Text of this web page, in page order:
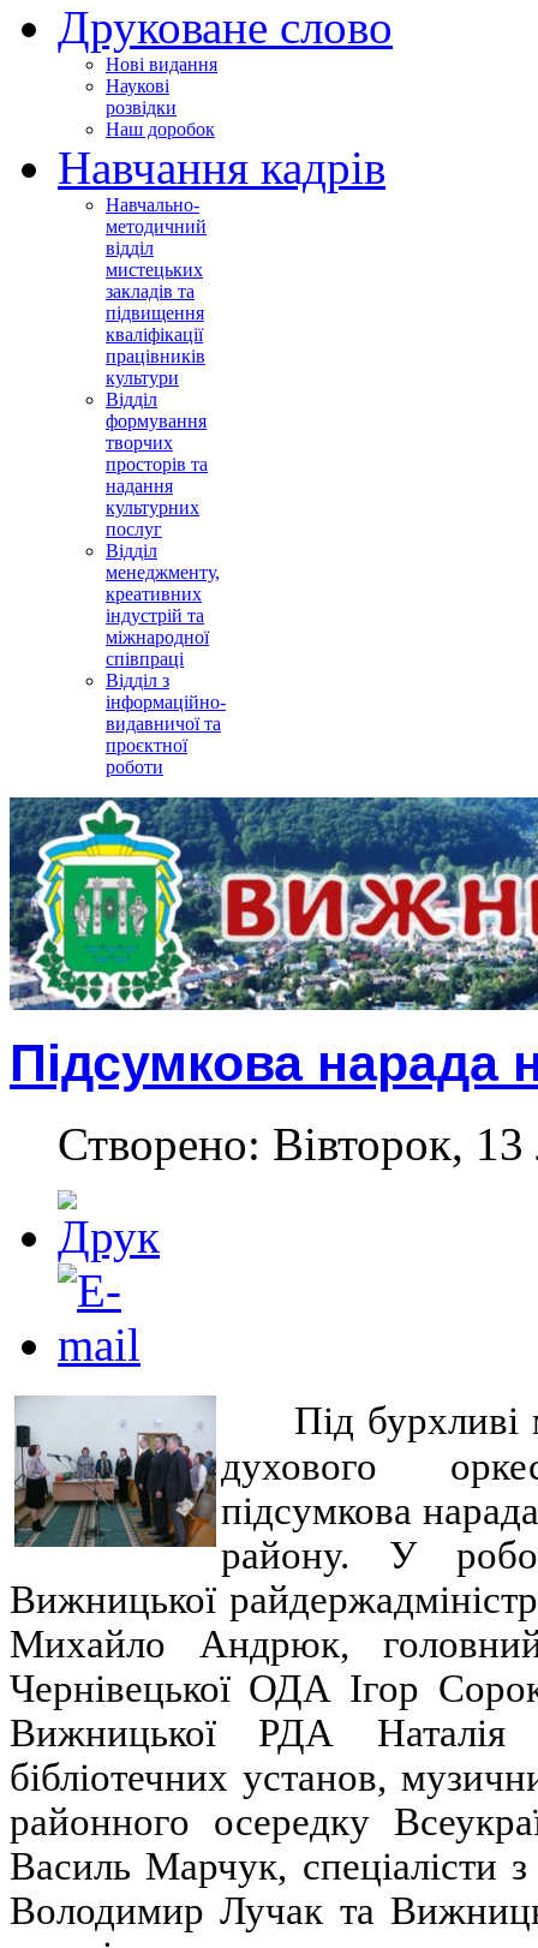
Друковане слово
Нові видання
Наукові
розвідки
Наш доробок
Навчання кадрів
Навчально-
методичний
відділ
мистецьких
закладів та
підвищення
кваліфікації
працівників
культури
Відділ
формування
творчих
просторів та
надання
культурних
послуг
Відділ
менеджменту,
креативних
індустрій та
міжнародної
співпраці
Відділ з
інформаційно-
видавничої та
проєктної
роботи
Підсумкова нарада
Створено: Вівторок,
Під бурхливі
духового
підсумкова
району. У
Вижницької
Михайло Андрюк, головний
Чернівецької ОДА Ігор
Вижницької РДА
бібліотечних установ,
районного осередку
Василь Марчук, спеціалісти
Володимир Лучак та